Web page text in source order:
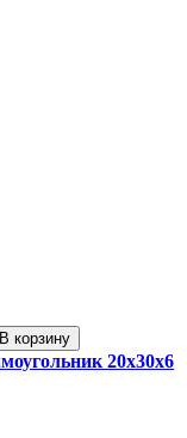
В корзину
20х30х6